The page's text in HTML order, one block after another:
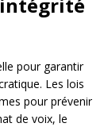
pour garantir
Les lois
pour prévenir
de voix, le